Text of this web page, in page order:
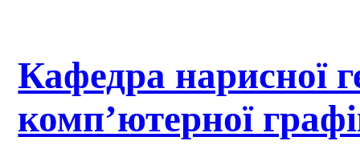
Кафедра нарисної
комп’ютерної